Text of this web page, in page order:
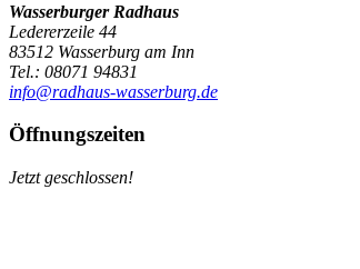
Wasserburger Radhaus
Ledererzeile 44
83512 Wasserburg am Inn
Tel.: 08071 94831
info@radhaus-wasserburg.de
Öffnungszeiten
Jetzt geschlossen!